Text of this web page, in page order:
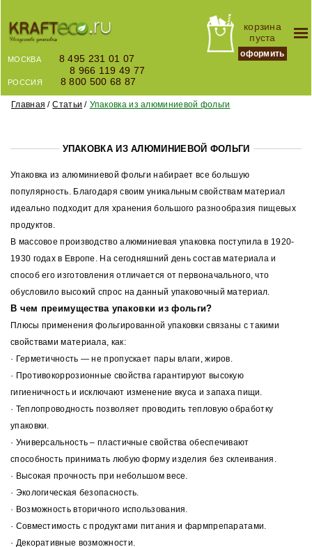
корзина
пуста
оформить
МОСКВА
8 495 231 01 07
8 966 119 49 77
РОССИЯ 8 800 500 68 87
Главная Статьи Упаковка из алюминиевой фольги
УПАКОВКА ИЗ АЛЮМИНИЕВОЙ ФОЛЬГИ
Упаковка из алюминиевой фольги набирает все большую
популярность. Благодаря своим уникальным свойствам материал
идеально подходит для хранения большого разнообразия пищевых
продуктов.
В массовое производство алюминиевая упаковка поступила в 1920-
1930 годах в Европе. На сегодняшний день состав материала и
способ его изготовления отличается от первоначального, что
обусловило высокий спрос на данный упаковочный материал.
В чем преимущества упаковки из фольги?
Плюсы применения фольгированной упаковки связаны с такими
свойствами материала, как:
· Герметичность — не пропускает пары влаги, жиров.
· Противокоррозионные свойства гарантируют высокую
гигиеничность и исключают изменение вкуса и запаха пищи.
· Теплопроводность позволяет проводить тепловую обработку
упаковки.
· Универсальность – пластичные свойства обеспечивают
способность принимать любую форму изделия без склеивания.
· Высокая прочность при небольшом весе.
· Экологическая безопасность.
· Возможность вторичного использования.
· Совместимость с продуктами питания и фармпрепаратами.
· Декоративные возможности.